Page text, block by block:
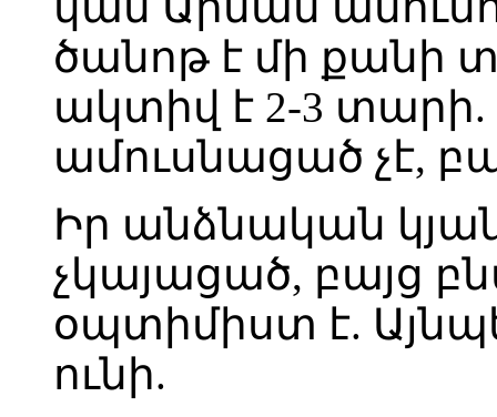
ծանոթ է մի քանի
ակտիվ է 2-3
ամուսնացած չէ,
Իր անձնական
չկայացած, բայց
օպտիմիստ է.
ունի.